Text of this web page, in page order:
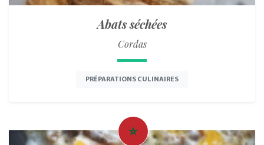
Abats séchées
Cordas
PRÉPARATIONS CULINAIRES